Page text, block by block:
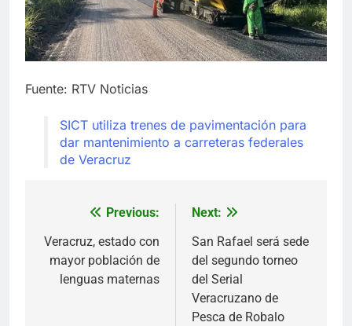
Fuente: RTV Noticias
SICT utiliza trenes de pavimentación para
dar mantenimiento a carreteras federales
de Veracruz
Navegación
de
entradas
Previous:
Veracruz, estado con
mayor población de
lenguas maternas
Next:
San Rafael será sede
del segundo torneo
del Serial
Veracruzano de
Pesca de Robalo